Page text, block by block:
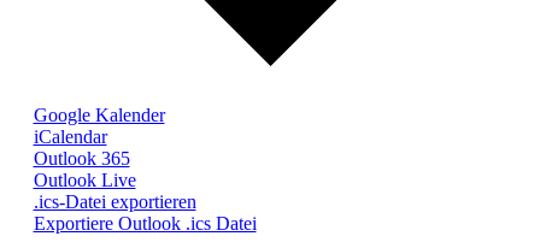
Google Kalender
iCalendar
Outlook 365
Outlook Live
.ics-Datei exportieren
Exportiere Outlook .ics Datei